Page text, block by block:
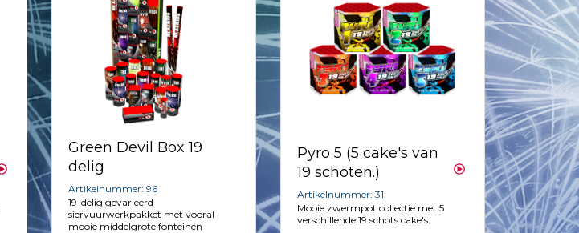
Green Devil Box 19
delig
Artikelnummer: 96
19-delig gevarieerd
siervuurwerkpakket met vooral
mooie middelgrote fonteinen
Pyro 5 (5 cake's van
19 schoten.)
Artikelnummer: 31
Mooie zwermpot collectie met 5
verschillende 19 schots cake's.